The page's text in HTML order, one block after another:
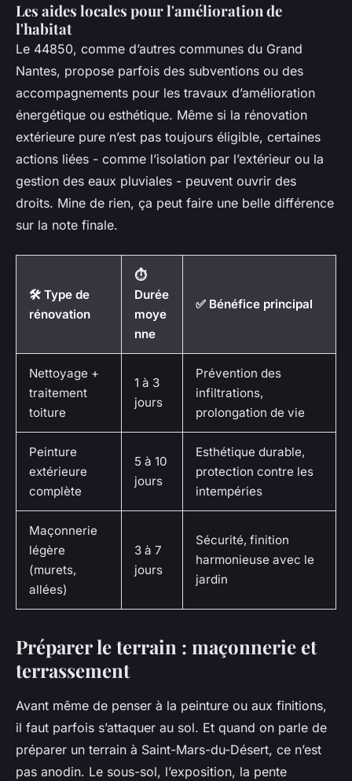
Les aides locales pour l'amélioration de
l'habitat
Le 44850, comme d’autres communes du Grand
Nantes, propose parfois des subventions ou des
accompagnements pour les travaux d’amélioration
énergétique ou esthétique. Même si la rénovation
extérieure pure n’est pas toujours éligible, certaines
actions liées - comme l’isolation par l’extérieur ou la
gestion des eaux pluviales - peuvent ouvrir des
droits. Mine de rien, ça peut faire une belle différence
sur la note finale.
🛠️ Type de
rénovation
⏱️
Durée
moye
nne
✅ Bénéfice principal
Nettoyage +
traitement
toiture
1 à 3
jours
Prévention des
infiltrations,
prolongation de vie
Peinture
extérieure
complète
5 à 10
jours
Esthétique durable,
protection contre les
intempéries
Maçonnerie
légère
(murets,
allées)
3 à 7
jours
Sécurité, finition
harmonieuse avec le
jardin
Préparer le terrain : maçonnerie et
terrassement
Avant même de penser à la peinture ou aux finitions,
il faut parfois s’attaquer au sol. Et quand on parle de
préparer un terrain à Saint-Mars-du-Désert, ce n’est
pas anodin. Le sous-sol, l’exposition, la pente